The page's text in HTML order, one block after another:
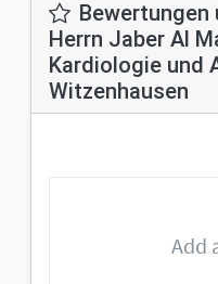
Bewertungen
Herrn Jaber Al
Kardiologie und
Witzenhausen